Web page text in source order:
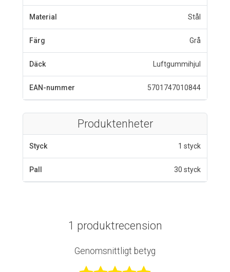
Material Stål
Färg Grå
Däck Luftgummihjul
EAN-nummer 5701747010844
Produktenheter
Styck 1 styck
Pall 30 styck
1 produktrecension
Genomsnittligt betyg